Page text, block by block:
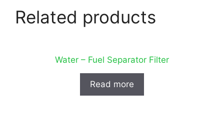
Related products
Water – Fuel Separator Filter
Read more